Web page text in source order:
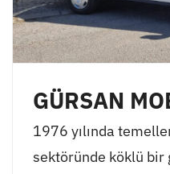
GÜRSAN
1976 yılında
sektöründe köklü bir